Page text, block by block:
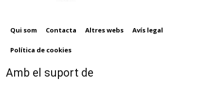
Qui som Contacta Altres webs Avís legal
Política de cookies
Amb el suport de